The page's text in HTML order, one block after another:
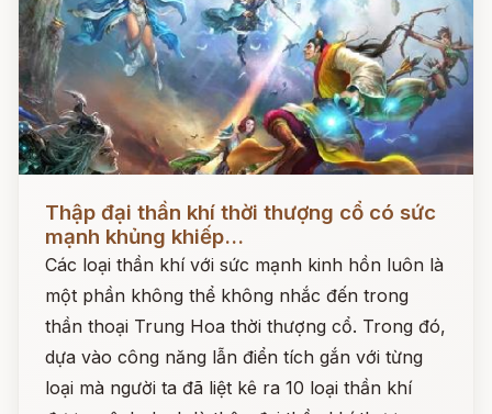
Thập đại thần khí thời thượng cổ có sức
mạnh khủng khiếp...
Các loại thần khí với sức mạnh kinh hồn luôn là
một phần không thể không nhắc đến trong
thần thoại Trung Hoa thời thượng cổ. Trong đó,
dựa vào công năng lẫn điển tích gắn với từng
loại mà người ta đã liệt kê ra 10 loại thần khí